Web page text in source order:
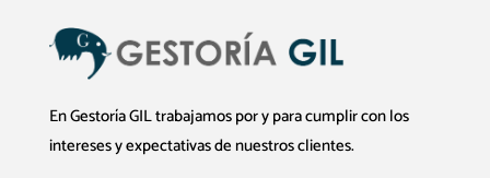
En Gestoría GIL trabajamos por y para cumplir con los
intereses y expectativas de nuestros clientes.